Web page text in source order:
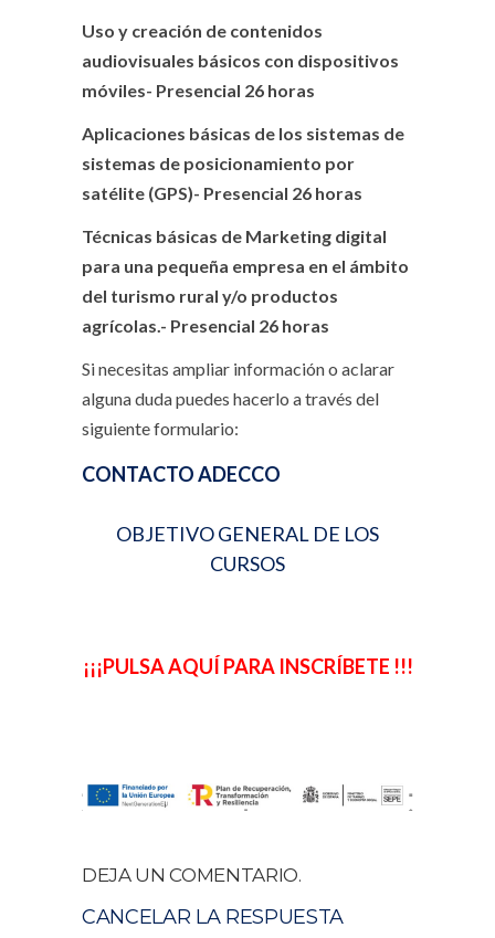
Uso y creación de contenidos
audiovisuales básicos con dispositivos
móviles- Presencial 26 horas
Aplicaciones básicas de los sistemas de
sistemas de posicionamiento por
satélite (GPS)- Presencial 26 horas
Técnicas básicas de Marketing digital
para una pequeña empresa en el ámbito
del turismo rural y/o productos
agrícolas.- Presencial 26 horas
Si necesitas ampliar información o aclarar
alguna duda puedes hacerlo a través del
siguiente formulario:
CONTACTO ADECCO
OBJETIVO GENERAL DE LOS
CURSOS
¡¡¡PULSA AQUÍ PARA INSCRÍBETE !!!
DEJA UN COMENTARIO.
CANCELAR LA RESPUESTA